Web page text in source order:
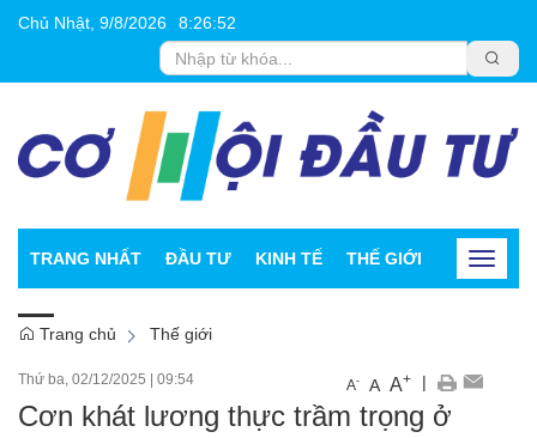
Chủ Nhật, 9/8/2026 8:26:53
TRANG NHẤT ĐẦU TƯ KINH TẾ THẾ GIỚI CHỨNG
Toggle
Trang chủ Thế giới
Thứ ba, 02/12/2025 | 09:54 A- A A+ |
Cơn khát lương thực trầm trọng ở